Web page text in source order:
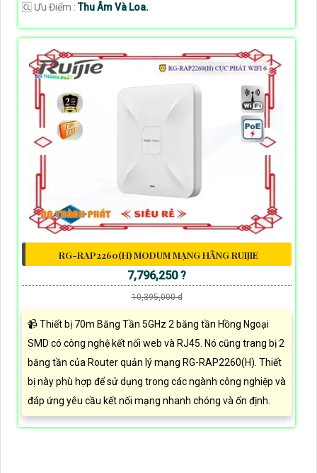
️🆑 Ưu Điểm :Thu Âm Và Loa.
RG-RAP2260(H) MODUM MẠNG HÃNG RUIJIE
7,796,250 ?
10,395,000 d
📹 Thiết bị 70m Băng Tần 5GHz 2 băng tần Hồng Ngoại
SMD có công nghệ kết nối web và RJ45. Nó cũng trang bị 2
băng tần của Router quản lý mạng RG-RAP2260(H). Thiết
bị này phù hợp để sử dụng trong các ngành công nghiệp và
đáp ứng yêu cầu kết nối mạng nhanh chóng và ổn định.